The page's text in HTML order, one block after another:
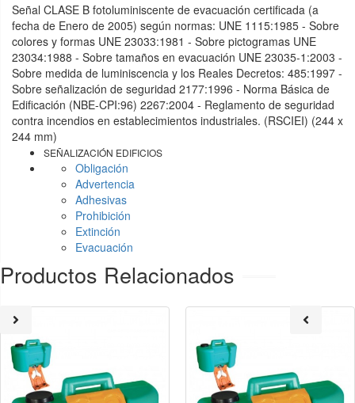
Señal CLASE B fotoluminiscente de evacuación certificada (a
fecha de Enero de 2005) según normas: UNE 1115:1985 - Sobre
colores y formas UNE 23033:1981 - Sobre pictogramas UNE
23034:1988 - Sobre tamaños en evacuación UNE 23035-1:2003 -
Sobre medida de luminiscencia y los Reales Decretos: 485:1997 -
Sobre señalización de seguridad 2177:1996 - Norma Básica de
Edificación (NBE-CPI:96) 2267:2004 - Reglamento de seguridad
contra incendios en establecimientos industriales. (RSCIEI) (244 x
244 mm)
SEÑALIZACIÓN EDIFICIOS
Obligación
Advertencia
Adhesivas
Prohibición
Extinción
Evacuación
Productos Relacionados